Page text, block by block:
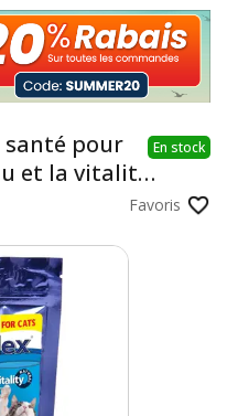
santé pour
et la vitalité
En stock
Favoris